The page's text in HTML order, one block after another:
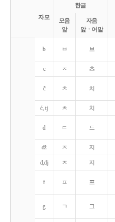
자모
한글
모음
앞
자음
앞ㆍ어말
b ㅂ 브
c ㅊ 츠
č ㅊ 치
ć, tj ㅊ 치
d ㄷ 드
dž ㅈ 지
đ,dj ㅈ 지
f ㅍ 프
g ㄱ 그